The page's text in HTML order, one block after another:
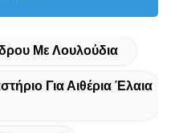
Με Λουλούδια
Για Αιθέρια Έλαια